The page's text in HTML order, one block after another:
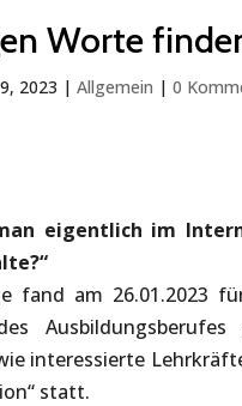
Worte
2023 |Allgemein |0
eigentlich im
fand am 26.01.2023
interessierte
statt.